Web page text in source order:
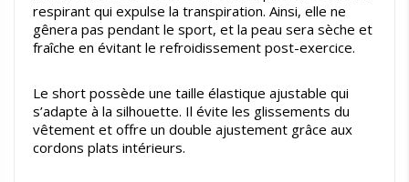
respirant qui expulse la transpiration. Ainsi, elle ne
gênera pas pendant le sport, et la peau sera sèche et
fraîche en évitant le refroidissement post-exercice.
Le short possède une taille élastique ajustable qui
s’adapte à la silhouette. Il évite les glissements du
vêtement et offre un double ajustement grâce aux
cordons plats intérieurs.